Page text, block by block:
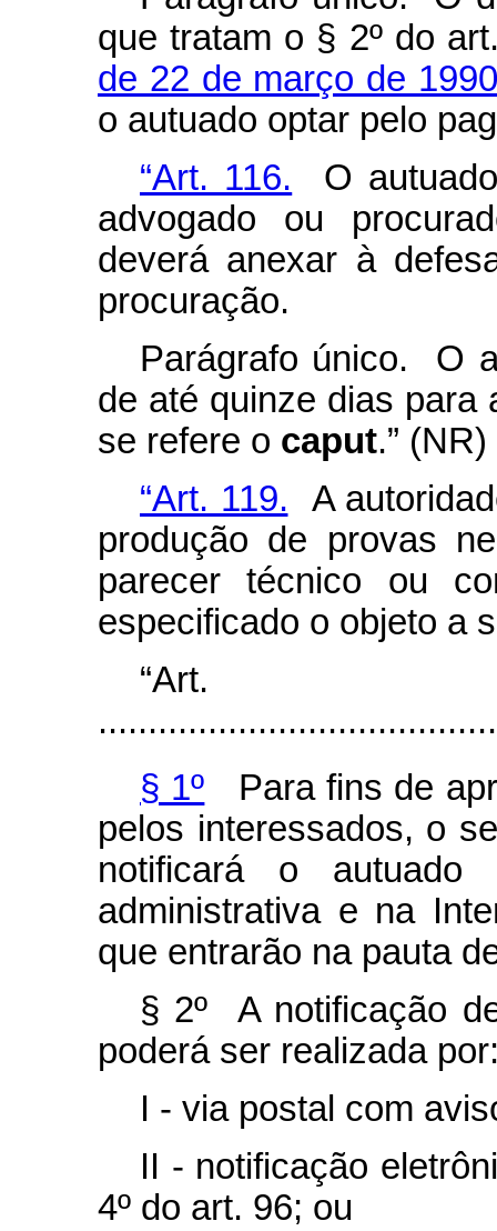
que tratam o § 2º do
de 22 de março de 1990
o autuado optar pelo
“Art. 116. O
advogado ou
deverá anexar à
procuração.
Parágrafo único. O
de até quinze dias para
se refere o caput.” (NR)
“Art. 119. A
produção de provas
parecer técnico ou
especificado o objeto a
§ 1º
Para fins de
pelos interessados, o
notificará o
administrativa e na
que entrarão na pauta
§ 2º A notificação
poderá ser realizada
I - via postal com
II - notificação
4º do art. 96; ou